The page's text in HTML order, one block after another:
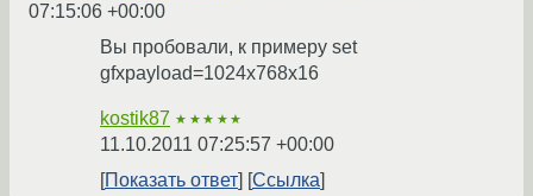
07:15:06 +00:00
Вы пробовали, к примеру set
gfxpayload=1024x768x16
kostik87 ★★★★★
11.10.2011 07:25:57 +00:00
Показать ответ
Ссылка